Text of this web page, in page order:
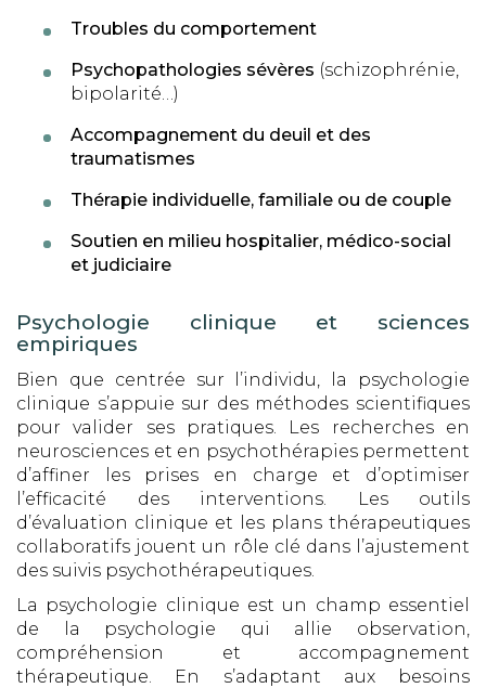
Troubles du comportement
Psychopathologies sévères (schizophrénie,
bipolarité…)
Accompagnement du deuil et des
traumatismes
Thérapie individuelle, familiale ou de couple
Soutien en milieu hospitalier, médico-social
et judiciaire
Psychologie clinique et sciences
empiriques
Bien que centrée sur l’individu, la psychologie
clinique s’appuie sur des méthodes scientifiques
pour valider ses pratiques. Les recherches en
neurosciences et en psychothérapies permettent
d’affiner les prises en charge et d’optimiser
l’efficacité des interventions. Les outils
d’évaluation clinique et les plans thérapeutiques
collaboratifs jouent un rôle clé dans l’ajustement
des suivis psychothérapeutiques.
La psychologie clinique est un champ essentiel
de la psychologie qui allie observation,
compréhension et accompagnement
thérapeutique. En s’adaptant aux besoins